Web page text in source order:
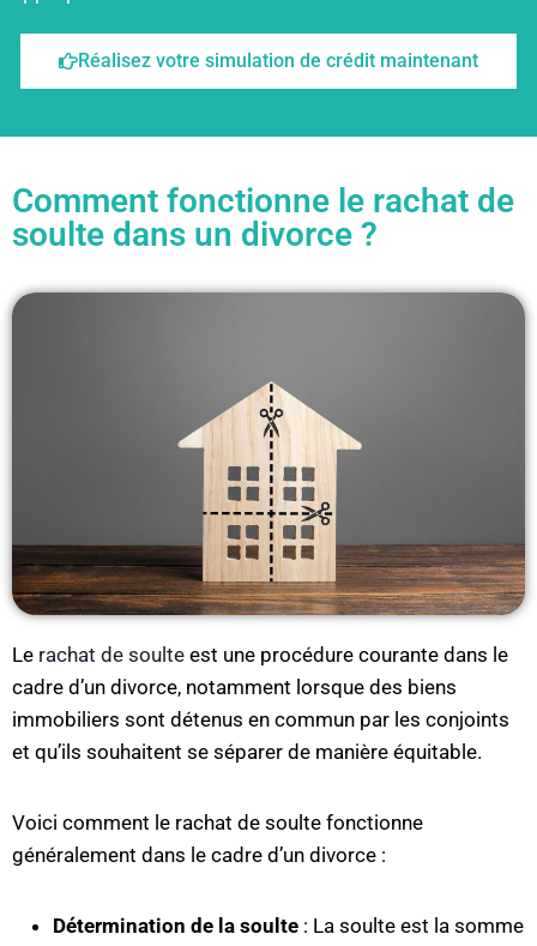
Réalisez votre simulation de crédit maintenant
Comment fonctionne le rachat de
soulte dans un divorce ?
Le rachat de soulte est une procédure courante dans le
cadre d’un divorce, notamment lorsque des biens
immobiliers sont détenus en commun par les conjoints
et qu’ils souhaitent se séparer de manière équitable.
Voici comment le rachat de soulte fonctionne
généralement dans le cadre d’un divorce :
Détermination de la soulte : La soulte est la somme